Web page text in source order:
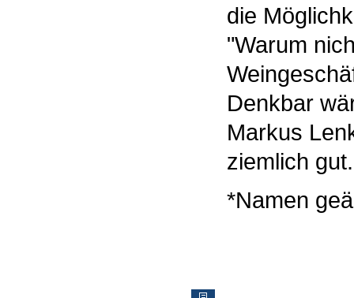
die
"Warum
Denkbar
Markus
ziemlich gut.
*Namen